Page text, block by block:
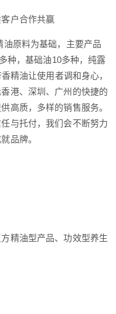
户合作共赢
原料为基础，主要产品
种，基础油10多种，纯露
精油让使用者调和身心，
港、深圳、广州的快捷的
高质，多样的销售服务。
与托付，我们会不断努力
品牌。
精油型产品、功效型养生